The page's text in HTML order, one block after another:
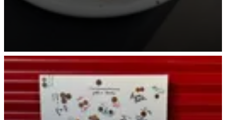
Unsere leckere Pizza